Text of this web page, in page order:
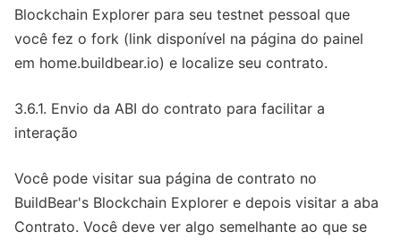
Blockchain Explorer para seu testnet pessoal que
você fez o fork (link disponível na página do painel
em home.buildbear.io) e localize seu contrato.
3.6.1. Envio da ABI do contrato para facilitar a
interação
Você pode visitar sua página de contrato no
BuildBear's Blockchain Explorer e depois visitar a aba
Contrato. Você deve ver algo semelhante ao que se